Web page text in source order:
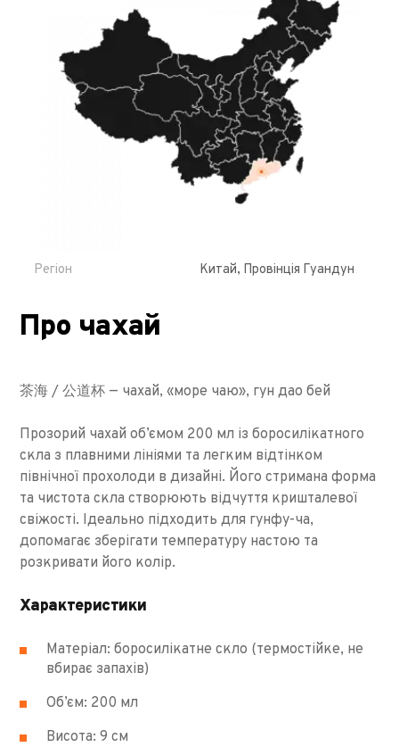
Регіон Китай, Провінція Гуандун
Про чахай
茶海 / 公道杯 — чахай, «море чаю», гун дао бей
Прозорий чахай об’ємом 200 мл із боросилікатного
скла з плавними лініями та легким відтінком
північної прохолоди в дизайні. Його стримана форма
та чистота скла створюють відчуття кришталевої
свіжості. Ідеально підходить для гунфу-ча,
допомагає зберігати температуру настою та
розкривати його колір.
Характеристики
Матеріал: боросилікатне скло (термостійке, не
вбирає запахів)
Об’єм: 200 мл
Висота: 9 см